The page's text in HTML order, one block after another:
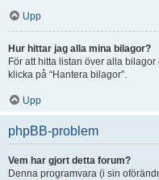
Upp
Hur hittar jag alla mina bilagor?
För att hitta listan över alla
klicka på “Hantera bilagor”.
Upp
phpBB-problem
Vem har gjort detta forum?
Denna programvara (i sin